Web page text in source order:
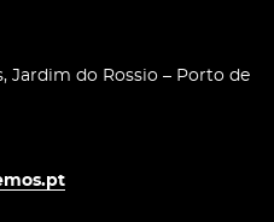
Jardim do Rossio – Porto de